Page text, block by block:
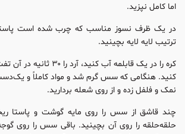
اما کامل نپزید.
در یک ظرف نسوز مناسب که چرب شده است
ترتیب لایه لایه بچینید.
کره را در یک قابلمه آب کنید،
کنید. هنگامی که سس گرم شد و مواد کاملاً و
نمک و فلفل زده و از روی شعله بردارید.
چند قاشق از سس را روی مایه گوشت و پاستا